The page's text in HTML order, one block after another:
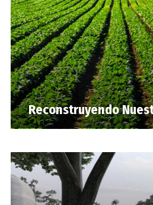
Reconstruyendo